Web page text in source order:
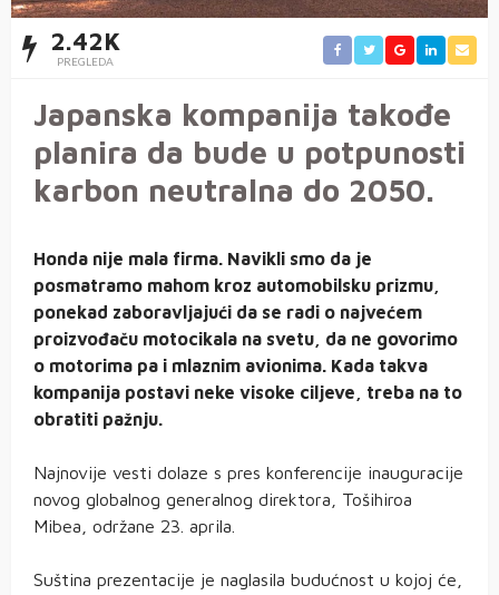
2.42K
PREGLEDA
Japanska kompanija takođe
planira da bude u potpunosti
karbon neutralna do 2050.
Honda nije mala firma. Navikli smo da je
posmatramo mahom kroz automobilsku prizmu,
ponekad zaboravljajući da se radi o najvećem
proizvođaču motocikala na svetu, da ne govorimo
o motorima pa i mlaznim avionima. Kada takva
kompanija postavi neke visoke ciljeve, treba na to
obratiti pažnju.
Najnovije vesti dolaze s pres konferencije inauguracije
novog globalnog generalnog direktora, Tošihiroa
Mibea, održane 23. aprila.
Suština prezentacije je naglasila budućnost u kojoj će,